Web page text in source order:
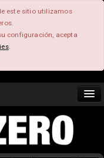
este sitio utilizamos
configuración, acepta
.